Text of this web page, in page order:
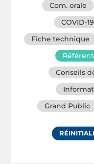
Com. orale
COVID-19
Fiche technique
Conseils
Grand Public